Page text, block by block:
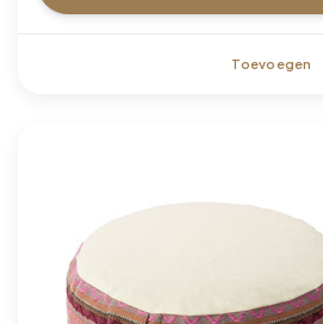
Toevoegen